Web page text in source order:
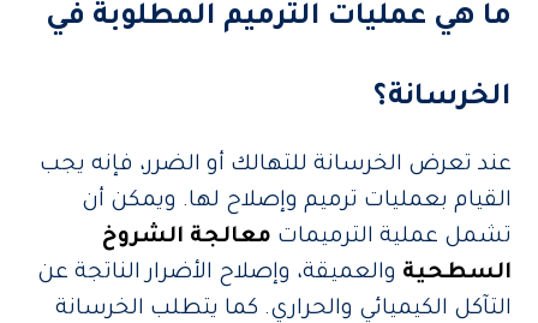
ما هي عمليات الترميم المطلوبة في
الخرسانة؟
عند تعرض الخرسانة للتهالك أو الضرر، فإنه يجب
القيام بعمليات ترميم وإصلاح لها. ويمكن أن
تشمل عملية الترميمات معالجة الشروخ
السطحية والعميقة، وإصلاح الأضرار الناتجة عن
التآكل الكيميائي والحراري. كما يتطلب الخرسانة